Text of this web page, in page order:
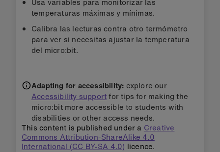
temperaturas máximas y mínimas.
Calibra las lecturas contra otro termómetro
para ver si necesitas ajustar la temperatura
del micro:bit.
Adapting for accessibility: explore our
Accessibility supportfor tips for making the
micro:bit more accessible to students with
disabilities or other access needs.
This content is published under a Creative
Commons Attribution-ShareAlike 4.0
International (CC BY-SA 4.0) licence.